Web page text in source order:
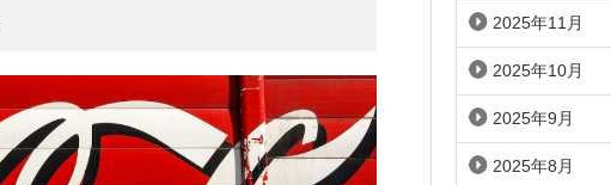
2025年11月
2025年10月
2025年9月
2025年8月